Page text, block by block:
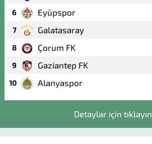
6 Eyüpspor
7 Galatasaray
8 Çorum FK
9 Gaziantep FK
10 Alanyaspor
Detaylar için tıklayın